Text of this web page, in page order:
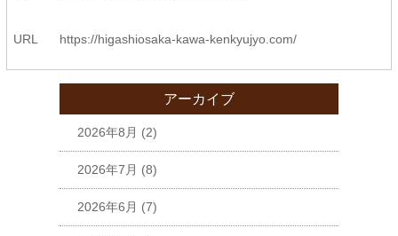
URL https://higashiosaka-kawa-kenkyujyo.com/
アーカイブ
2026年8月 (2)
2026年7月 (8)
2026年6月 (7)